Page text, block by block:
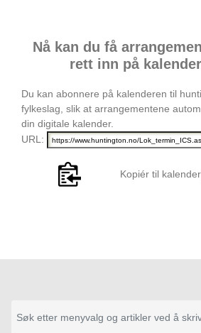
Nå kan du få
rett inn på
Du kan abonnere på kalenderen til
fylkeslag, slik at arrangementene
din digitale kalender.
URL:
Kopiér til